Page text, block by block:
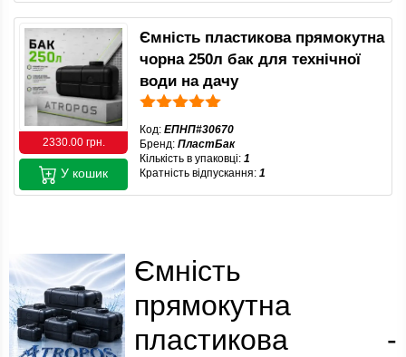
2330.00 грн.
Ємність пластикова прямокутна
чорна 250л бак для технічної
води на дачу
Код: ЕПНП#30670
Бренд: ПластБак
Кількість в упаковці: 1
Кратність відпускання: 1
У кошик
Ємність
прямокутна
пластикова -